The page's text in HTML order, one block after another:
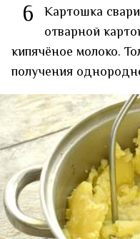
6 Картошка
отварной
кипячёное молоко.
получения